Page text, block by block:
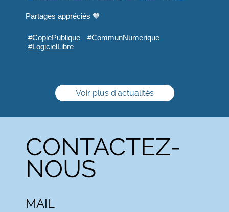
Partages appréciés 🧡
#CopiePublique #CommunNumerique
#LogicielLibre
Voir plus d'actualités
CONTACTEZ-
NOUS
MAIL